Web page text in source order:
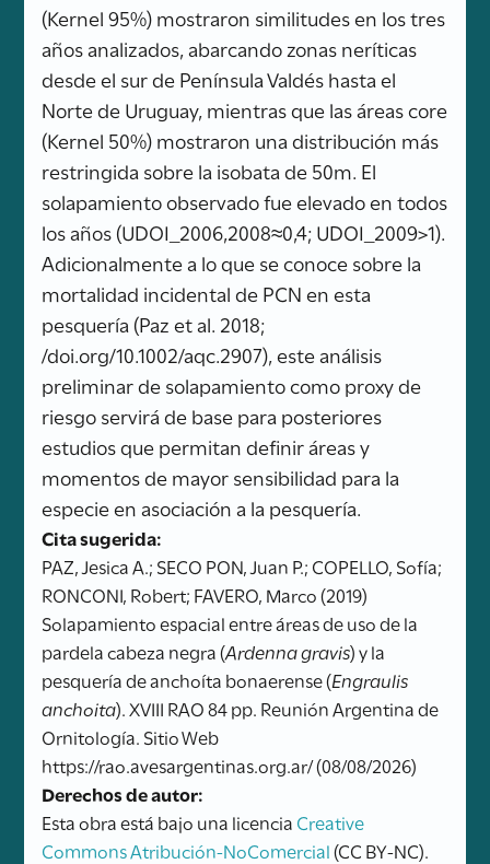
(Kernel 95%) mostraron similitudes en los tres
años analizados, abarcando zonas neríticas
desde el sur de Península Valdés hasta el
Norte de Uruguay, mientras que las áreas core
(Kernel 50%) mostraron una distribución más
restringida sobre la isobata de 50m. El
solapamiento observado fue elevado en todos
los años (UDOI_2006,2008≈0,4; UDOI_2009>1).
Adicionalmente a lo que se conoce sobre la
mortalidad incidental de PCN en esta
pesquería (Paz et al. 2018;
/doi.org/10.1002/aqc.2907), este análisis
preliminar de solapamiento como proxy de
riesgo servirá de base para posteriores
estudios que permitan definir áreas y
momentos de mayor sensibilidad para la
especie en asociación a la pesquería.
Cita sugerida:
PAZ, Jesica A.; SECO PON, Juan P.; COPELLO, Sofía;
RONCONI, Robert; FAVERO, Marco (2019)
Solapamiento espacial entre áreas de uso de la
pardela cabeza negra (Ardenna gravis) y la
pesquería de anchoíta bonaerense (Engraulis
anchoita). XVIII RAO 84 pp. Reunión Argentina de
Ornitología. Sitio Web
https://rao.avesargentinas.org.ar/ (08/08/2026)
Derechos de autor:
Esta obra está bajo una licencia Creative
Commons Atribución-NoComercial(CC BY-NC).